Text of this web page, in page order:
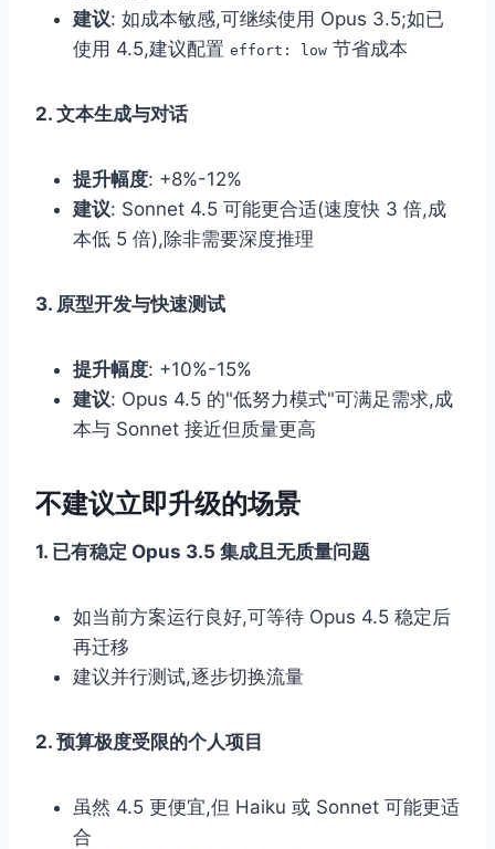
建议: 如成本敏感,可继续使用 Opus 3.5;如已
使用 4.5,建议配置 effort: low 节省成本
2. 文本生成与对话
提升幅度: +8%-12%
建议: Sonnet 4.5 可能更合适(速度快 3 倍,成
本低 5 倍),除非需要深度推理
3. 原型开发与快速测试
提升幅度: +10%-15%
建议: Opus 4.5 的"低努力模式"可满足需求,成
本与 Sonnet 接近但质量更高
不建议立即升级的场景
1. 已有稳定 Opus 3.5 集成且无质量问题
如当前方案运行良好,可等待 Opus 4.5 稳定后
再迁移
建议并行测试,逐步切换流量
2. 预算极度受限的个人项目
虽然 4.5 更便宜,但 Haiku 或 Sonnet 可能更适
合